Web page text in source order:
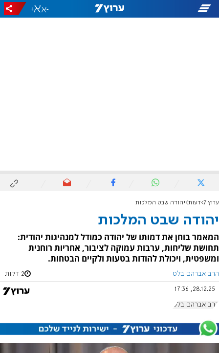
-
+
ערוץ 7 דעות יהודה שבט המלכות
יהודה שבט המלכות
המאמר בוחן את דמותו של יהודה כמודל למנהיגות יהודית:
תחושת שליחות, ערבות עמוקה לציבור, אחריות רוחנית
ומשפטית, ויכולת להודות בטעות ולקיים הבטחות.
הרב אברהם בלס 2 דקות
28.12.25, 17:36
הרב אברהם בלס